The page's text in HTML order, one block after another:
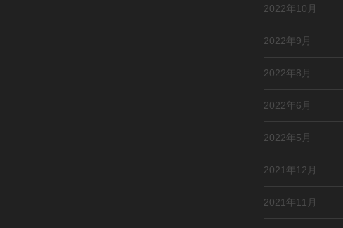
2022年10月
2022年9月
2022年8月
2022年6月
2022年5月
2021年12月
2021年11月